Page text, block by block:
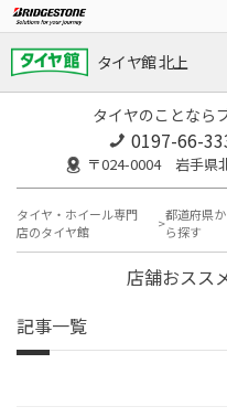
タイヤ館 北上
タイヤのことなら
0197-66-
〒024-0004 岩手県
タイヤ・ホイール専門
店のタイヤ館
都道府県か
ら探す
店舗おスス
記事一覧